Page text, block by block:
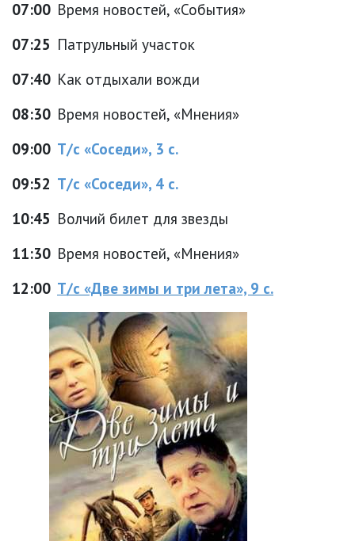
07:00 Время новостей, «События»
07:25 Патрульный участок
07:40 Как отдыхали вожди
08:30 Время новостей, «Мнения»
09:00 Т/с «Соседи», 3 с.
09:52 Т/с «Соседи», 4 с.
10:45 Волчий билет для звезды
11:30 Время новостей, «Мнения»
12:00 Т/с «Две зимы и три лета», 9 с.